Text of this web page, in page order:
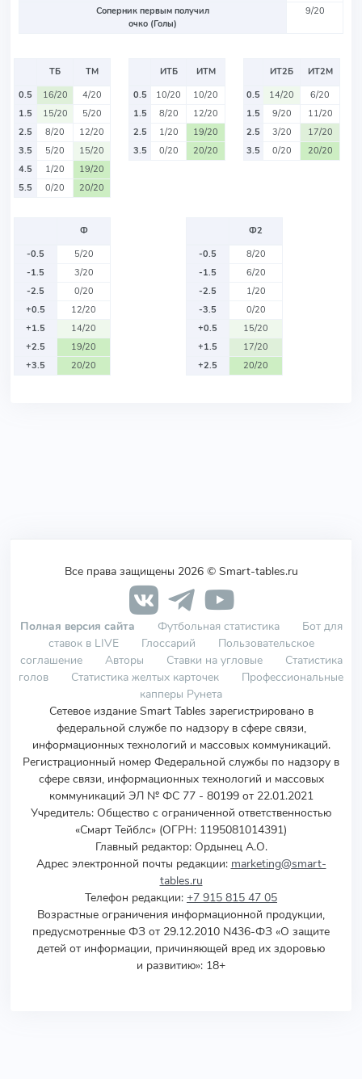
Соперник первым получил
очко (Голы)
9/20
ТБ
ТМ
0.5
16/20
4/20
1.5
15/20
5/20
2.5
8/20
12/20
3.5
5/20
15/20
4.5
1/20
19/20
5.5
0/20 20/20
ИТБ
ИТМ
0.5
10/20
10/20
1.5
8/20
12/20
2.5
1/20
19/20
3.5
0/20 20/20
ИТ2Б
ИТ2М
0.5
14/20
6/20
1.5
9/20
11/20
2.5
3/20
17/20
3.5
0/20 20/20
Ф
-0.5
5/20
-1.5
3/20
-2.5
0/20
+0.5
12/20
+1.5
14/20
+2.5
19/20
+3.5
20/20
Ф2
-0.5
8/20
-1.5
6/20
-2.5
1/20
-3.5
0/20
+0.5
15/20
+1.5
17/20
+2.5
20/20
Все права защищены 2026 © Smart-tables.ru
Полная версия сайта Футбольная статистика
Бот для
ставок в LIVE
Глоссарий
Пользовательское
соглашение
Авторы Ставки на угловые
Статистика
голов
Статистика желтых карточек
Профессиональные
капперы Рунета
Сетевое издание Smart Tables зарегистрировано в
федеральной службе по надзору в сфере связи,
информационных технологий и массовых коммуникаций.
Регистрационный номер Федеральной службы по надзору в
сфере связи, информационных технологий и массовых
коммуникаций ЭЛ № ФС 77 - 80199 от 22.01.2021
Учредитель: Общество с ограниченной ответственностью
«Смарт Тейблс» (ОГРН: 1195081014391)
Главный редактор: Ордынец А.О.
Адрес электронной почты редакции: marketing@smart-
tables.ru
Телефон редакции: +7 915 815 47 05
Возрастные ограничения информационной продукции,
предусмотренные ФЗ от 29.12.2010 N436-ФЗ «О защите
детей от информации, причиняющей вред их здоровью
и развитию»: 18+